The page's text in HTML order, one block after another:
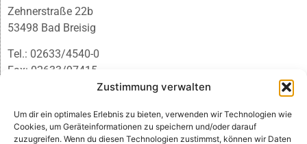
Zustimmung verwalten
Um dir ein optimales Erlebnis zu bieten, verwenden wir Technologien wie
Cookies, um Geräteinformationen zu speichern und/oder darauf
zuzugreifen. Wenn du diesen Technologien zustimmst, können wir Daten
Zehnerstraße 22b
53498 Bad Breisig
Tel.: 02633/4540-0
Fax: 02633/97415
infobb@blmedien.de